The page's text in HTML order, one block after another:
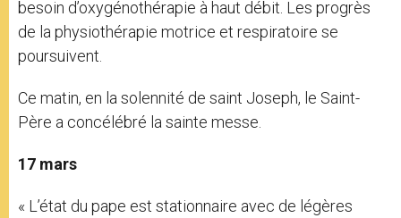
besoin d’oxygénothérapie à haut débit. Les progrès
de la physiothérapie motrice et respiratoire se
poursuivent.
Ce matin, en la solennité de saint Joseph, le Saint-
Père a concélébré la sainte messe.
17 mars
« L’état du pape est stationnaire avec de légères